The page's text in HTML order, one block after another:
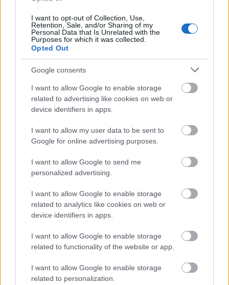
I want to opt-out of Collection, Use,
Retention, Sale, and/or Sharing of my
Personal Data that Is Unrelated with the
Purposes for which it was collected.
Opted Out
Google consents
I want to allow Google to enable storage
related to advertising like cookies on web or
device identifiers in apps.
I want to allow my user data to be sent to
Google for online advertising purposes.
I want to allow Google to send me
personalized advertising.
I want to allow Google to enable storage
related to analytics like cookies on web or
device identifiers in apps.
I want to allow Google to enable storage
related to functionality of the website or app.
I want to allow Google to enable storage
related to personalization.
Volotea προσφορά Κέρκυρα
Η τιμή των 9,00 ευρώ ισχύει για πτήσεις από το
Διεθνές Αεροδρόμιο “Ελευθέριος Βενιζέλος” της
Αθήνας προς το Αεροδρόμιο της Κέρκυρας. Όπως
μπορείτε να δείτε και στην εικόνα, εκτός από την
προσφορά των 9,00 ευρώ που ισχύει για